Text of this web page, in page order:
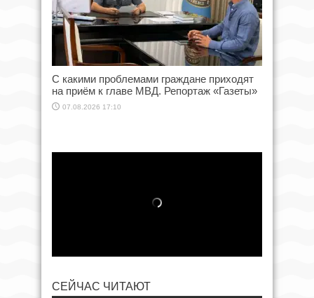
С какими проблемами граждане приходят
на приём к главе МВД. Репортаж «Газеты»
07.08.2026 17:10
СЕЙЧАС ЧИТАЮТ